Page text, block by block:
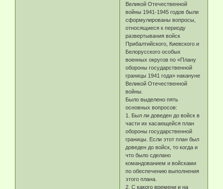
Великой Отечественной
войны 1941-1945 годов были
сформулированы вопросы,
относящиеся к периоду
развертывания войск
Прибалтийского, Киевского и
Белорусского особых
военных округов по «Плану
обороны государственной
границы 1941 года» накануне
Великой Отечественной
войны.
Было выделено пять
основных вопросов:
1. Был ли доведен до войск в
части их касающейся план
обороны государственной
границы. Если этот план был
доведен до войск, то когда и
что было сделано
командованием и войсками
по обеспечению выполнения
этого плана.
2. С какого времени и на